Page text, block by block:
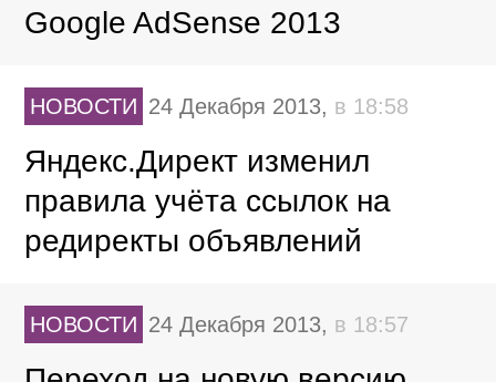
Google AdSense 2013
НОВОСТИ 24 Декабря 2013,в 18:58
Яндекс.Директ изменил
правила учёта ссылок на
редиректы объявлений
НОВОСТИ 24 Декабря 2013,в 18:57